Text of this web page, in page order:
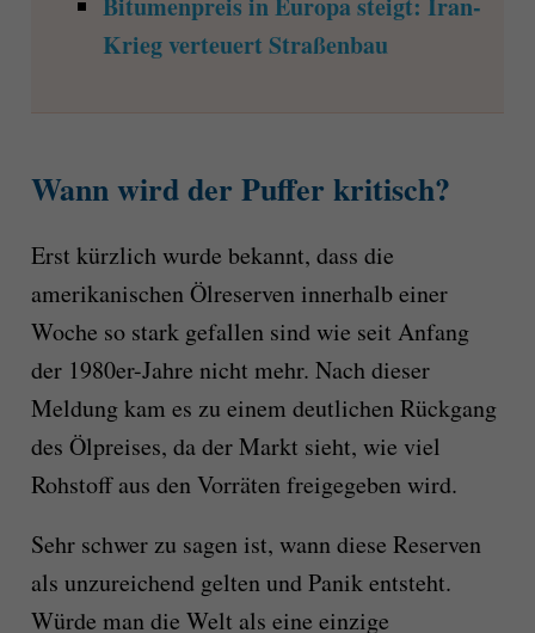
Krieg verteuert Straßenbau
Wann wird der Puffer kritisch?
Erst kürzlich wurde bekannt, dass die
amerikanischen Ölreserven innerhalb einer
Woche so stark gefallen sind wie seit Anfang
der 1980er-Jahre nicht mehr. Nach dieser
Meldung kam es zu einem deutlichen Rückgang
des Ölpreises, da der Markt sieht, wie viel
Rohstoff aus den Vorräten freigegeben wird.
Sehr schwer zu sagen ist, wann diese Reserven
als unzureichend gelten und Panik entsteht.
Würde man die Welt als eine einzige